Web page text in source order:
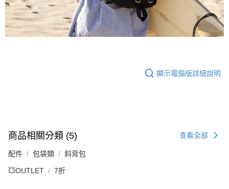
顯示電腦版詳細說明
商品相關分類 (5) 查看全部
配件 包袋類 斜背包
💥OUTLET 7折